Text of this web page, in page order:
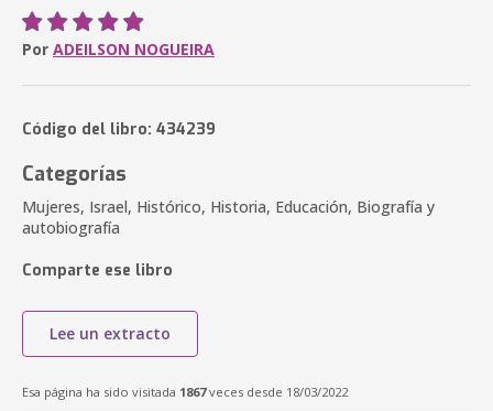
Por ADEILSON NOGUEIRA
Código del libro: 434239
Categorías
Mujeres, Israel, Histórico, Historia, Educación, Biografía y
autobiografía
Comparte ese libro
Lee un extracto
Esa página ha sido visitada 1867veces desde 18/03/2022